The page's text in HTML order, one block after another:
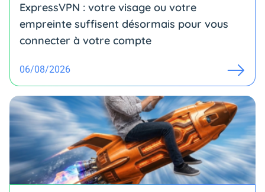
ExpressVPN : votre visage ou votre
empreinte suffisent désormais pour vous
connecter à votre compte
06/08/2026